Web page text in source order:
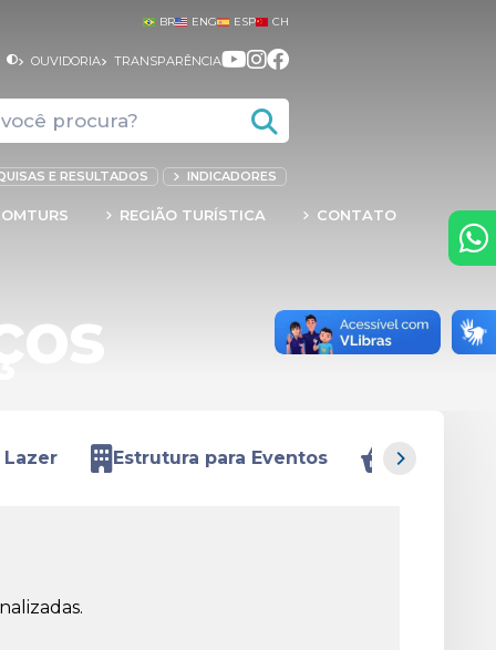
OUVIDORIA TRANSPARÊNCIA
BR ENG ESP CH
E RESULTADOS INDICADORES
REGIÃO TURÍSTICA CONTATO
Lazer Estrutura para Eventos Feira Livre